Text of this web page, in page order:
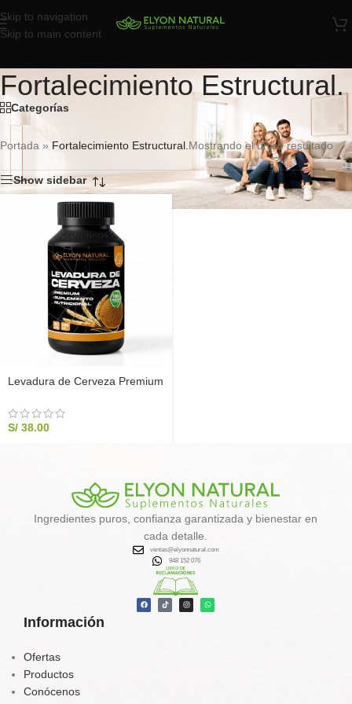
Skip to navigation
Skip to main content
Fortalecimiento Estructural.
Categorías
Portada » Fortalecimiento Estructural. Mostrando el único resultado
Show sidebar
Levadura de Cerveza Premium
S/ 38.00
Información
Ofertas
Productos
Conócenos
Ingredientes puros, confianza garantizada y bienestar en
cada detalle.
ventas@elyonnatural.com
948 152 076